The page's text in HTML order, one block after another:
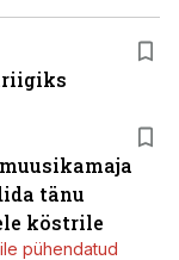
tänu
köstrile
pühendatud